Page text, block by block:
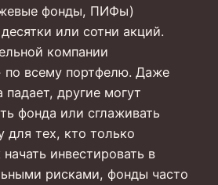
фонды, ПИФы)
или сотни акций.
компании
по всему портфелю. Даже
другие могут
фонда или сглаживать
для тех, кто только
инвестировать в
рисками, фонды часто